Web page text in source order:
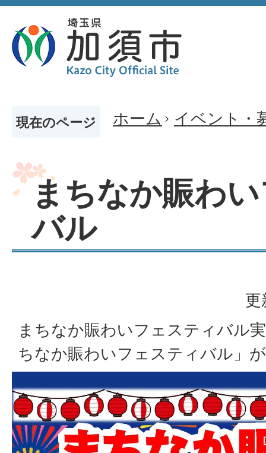
現在のページ ホーム イベント・
まちなか賑わ
バル
更
まちなか賑わいフェスティバル
ちなか賑わいフェスティバル」